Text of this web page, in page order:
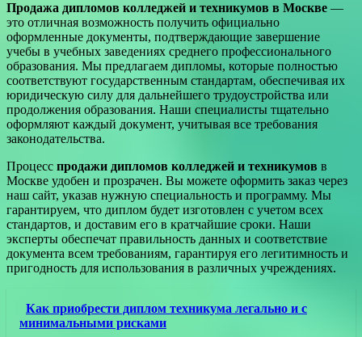
Продажа дипломов колледжей и техникумов в Москве —
это отличная возможность получить официально
оформленные документы, подтверждающие завершение
учебы в учебных заведениях среднего профессионального
образования. Мы предлагаем дипломы, которые полностью
соответствуют государственным стандартам, обеспечивая их
юридическую силу для дальнейшего трудоустройства или
продолжения образования. Наши специалисты тщательно
оформляют каждый документ, учитывая все требования
законодательства.
Процесс продажи дипломов колледжей и техникумов в
Москве удобен и прозрачен. Вы можете оформить заказ через
наш сайт, указав нужную специальность и программу. Мы
гарантируем, что диплом будет изготовлен с учетом всех
стандартов, и доставим его в кратчайшие сроки. Наши
эксперты обеспечат правильность данных и соответствие
документа всем требованиям, гарантируя его легитимность и
пригодность для использования в различных учреждениях.
Как приобрести диплом техникума легально и с
минимальными рисками